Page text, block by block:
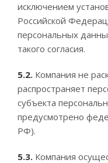
исключением
Российской
персональных
такого согласия.
5.2. Компания не
распространяет
субъекта
предусмотрено
РФ).
5.3. Компания